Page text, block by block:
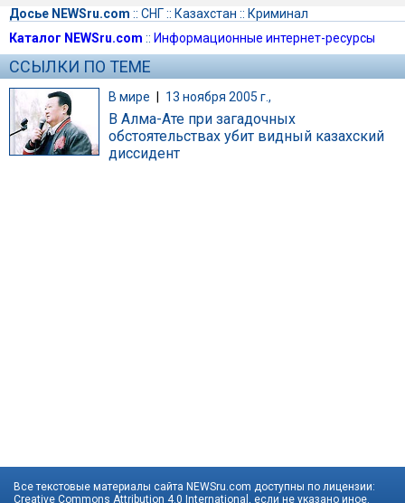
Досье NEWSru.com :: СНГ:: Казахстан :: Криминал
Каталог NEWSru.com :: Информационные интернет-ресурсы
ССЫЛКИ ПО ТЕМЕ
В мире | 13 ноября 2005 г.,
В Алма-Ате при загадочных
обстоятельствах убит видный казахский
диссидент
Все текстовые материалы сайта NEWSru.com доступны по лицензии:
Creative Commons Attribution 4.0 International
, если не указано иное.